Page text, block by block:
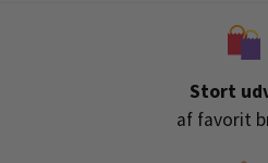
Stort
af favorit